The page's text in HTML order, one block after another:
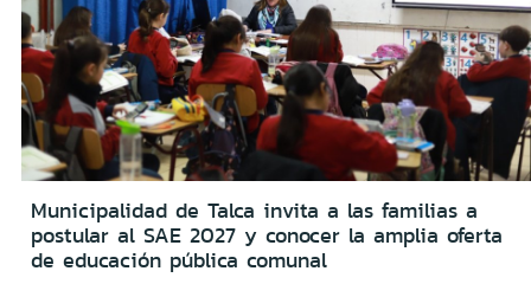
Municipalidad de Talca invita a las familias a
postular al SAE 2027 y conocer la amplia oferta
de educación pública comunal